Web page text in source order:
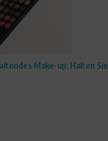
Make-up: Halten Sie